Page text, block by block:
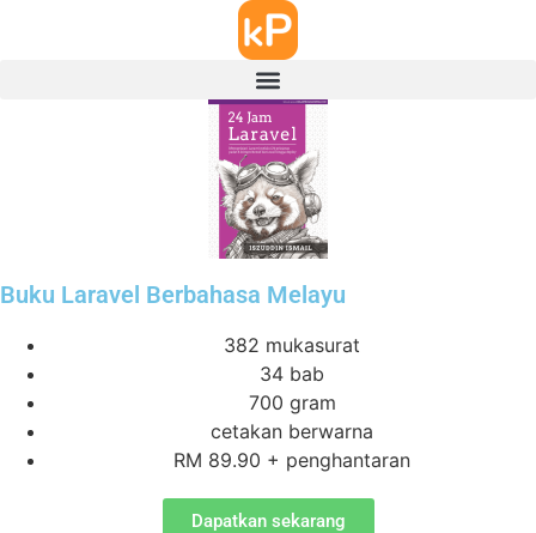
Buku Laravel Berbahasa Melayu
382 mukasurat
34 bab
700 gram
cetakan berwarna
RM 89.90 + penghantaran
Dapatkan sekarang